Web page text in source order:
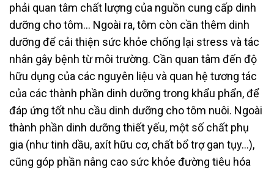
phải quan tâm chất lượng của nguồn cung cấp dinh
dưỡng cho tôm… Ngoài ra, tôm còn cần thêm dinh
dưỡng để cải thiện sức khỏe chống lại stress và tác
nhân gây bệnh từ môi trường. Cần quan tâm đến độ
hữu dụng của các nguyên liệu và quan hệ tương tác
của các thành phần dinh dưỡng trong khẩu phẩn, để
đáp ứng tốt nhu cầu dinh dưỡng cho tôm nuôi. Ngoài
thành phần dinh dưỡng thiết yếu, một số chất phụ
gia (như tinh dầu, axít hữu cơ, chất bổ trợ gan tụy…),
cũng góp phần nâng cao sức khỏe đường tiêu hóa